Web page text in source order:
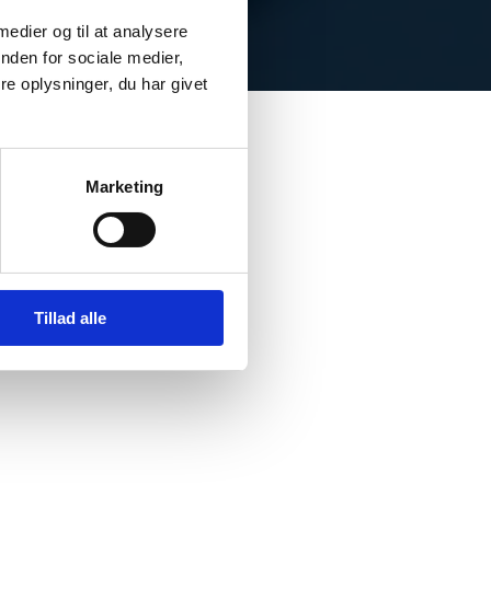
og til at analysere
for sociale medier,
oplysninger, du har givet
Marketing
Tillad alle